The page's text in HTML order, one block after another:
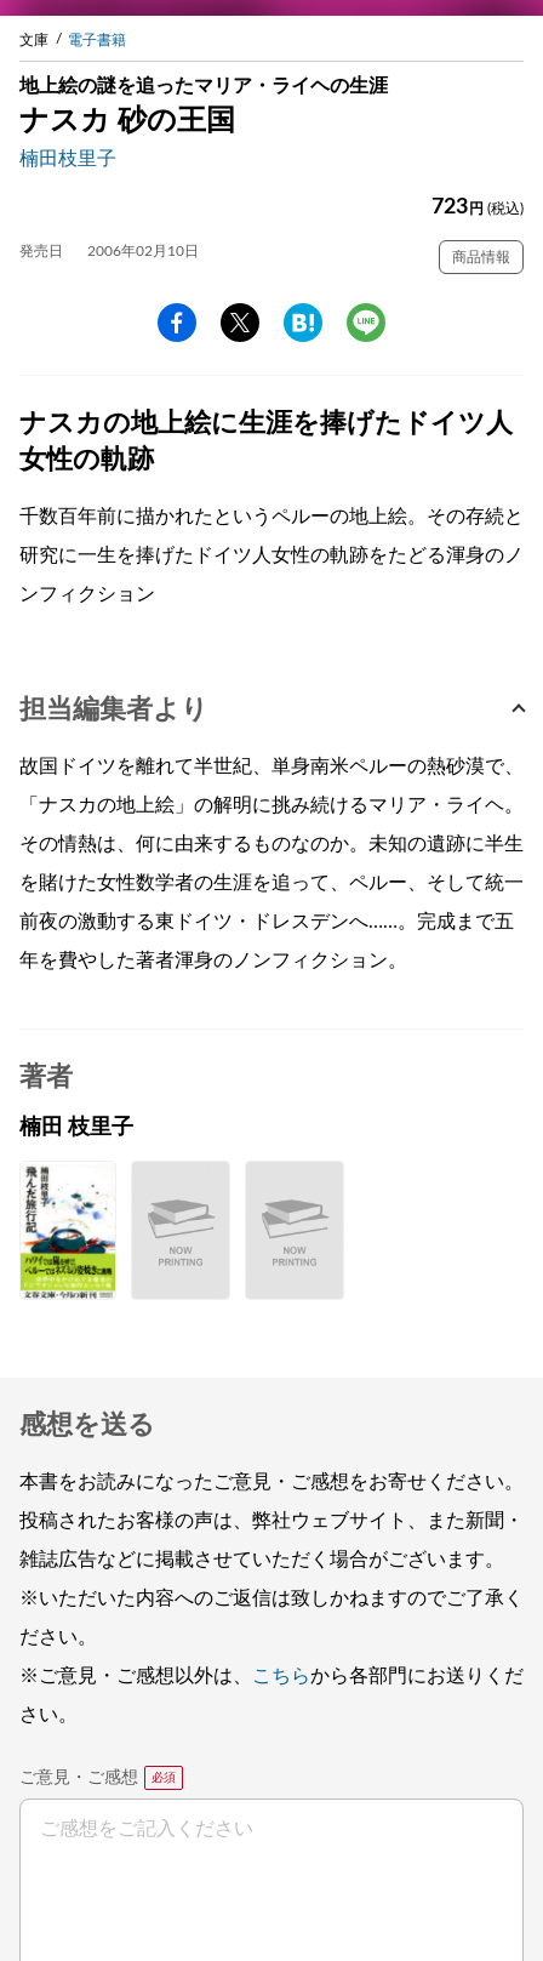
文庫 電子書籍
地上絵の謎を追ったマリア・ライヘの生涯
ナスカ 砂の王国
楠田枝里子
723 円 (税込)
発売日 2006年02月10日 商品情報
ナスカの地上絵に生涯を捧げたドイツ人
女性の軌跡
千数百年前に描かれたというペルーの地上絵。その存続と
研究に一生を捧げたドイツ人女性の軌跡をたどる渾身のノ
ンフィクション
担当編集者より
故国ドイツを離れて半世紀、単身南米ペルーの熱砂漠で、
「ナスカの地上絵」の解明に挑み続けるマリア・ライヘ。
その情熱は、何に由来するものなのか。未知の遺跡に半生
を賭けた女性数学者の生涯を追って、ペルー、そして統一
前夜の激動する東ドイツ・ドレスデンへ……。完成まで五
年を費やした著者渾身のノンフィクション。
著者
楠田 枝里子
感想を送る
本書をお読みになったご意見・ご感想をお寄せください。
投稿されたお客様の声は、弊社ウェブサイト、また新聞・
雑誌広告などに掲載させていただく場合がございます。
※いただいた内容へのご返信は致しかねますのでご了承く
ださい。
※ご意見・ご感想以外は、
こちらから各部門にお送りくだ
さい。
ご意見・ご感想